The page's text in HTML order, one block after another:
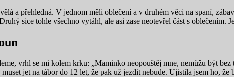
a přehledná. V jednom měli oblečení a v druhém věci na spaní,
sice tohle všechno vytáhl, ale asi zase neotevřel část s oblečením.
vrhl se mi kolem krku: „Maminko neopouštěj mne, nemůžu být
jet na tábor do 12 let, že pak už jezdit nebude. Ujistila jsem ho,